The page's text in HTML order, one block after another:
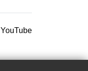
YouTube